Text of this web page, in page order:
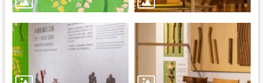
策
政
府
網
站
資